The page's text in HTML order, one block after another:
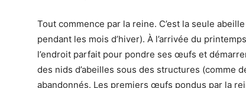
Tout commence par la reine. C’est la seule
pendant les mois d’hiver). À l’arrivée du
l’endroit parfait pour pondre ses œufs et
des nids d’abeilles sous des structures (comme
abandonnés. Les premiers œufs pondus par la